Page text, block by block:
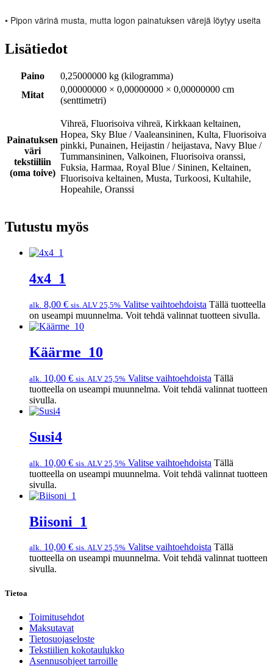
• Pipon värinä musta, mutta logon painatuksen värejä löytyy useita
Lisätiedot
Paino
0,25000000 kg (kilogramma)
Mitat
0,00000000 × 0,00000000 × 0,00000000 cm
(senttimetri)
Painatuksen
väri
tekstiiliin
(oma toive)
Vihreä, Fluorisoiva vihreä, Kirkkaan keltainen,
Hopea, Sky Blue / Vaaleansininen, Kulta, Fluorisoiva
pinkki, Punainen, Heijastin / heijastava, Navy Blue /
Tummansininen, Valkoinen, Fluorisoiva oranssi,
Fuksia, Harmaa, Royal Blue / Sininen, Keltainen,
Fluorisoiva keltainen, Musta, Turkoosi, Kultahile,
Hopeahile, Oranssi
Tutustu myös
4x4_1
alk. 8,00 € sis. ALV 25,5% Valitse vaihtoehdoista Tällä tuotteella
on useampi muunnelma. Voit tehdä valinnat tuotteen sivulla.
Käärme_10
alk. 10,00 € sis. ALV 25,5% Valitse vaihtoehdoista Tällä
tuotteella on useampi muunnelma. Voit tehdä valinnat tuotteen
sivulla.
Susi4
alk. 10,00 € sis. ALV 25,5% Valitse vaihtoehdoista Tällä
tuotteella on useampi muunnelma. Voit tehdä valinnat tuotteen
sivulla.
Biisoni_1
alk. 10,00 € sis. ALV 25,5% Valitse vaihtoehdoista Tällä
tuotteella on useampi muunnelma. Voit tehdä valinnat tuotteen
sivulla.
Tietoa
Toimitusehdot
Maksutavat
Tietosuojaseloste
Tekstiilien kokotaulukko
Asennusohjeet tarroille